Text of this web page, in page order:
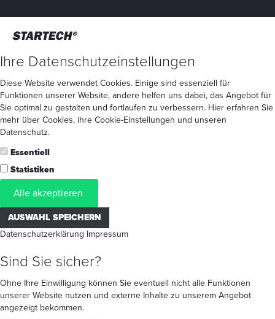
Ihre Datenschutzeinstellungen
Diese Website verwendet Cookies. Einige sind essenziell für
Funktionen unserer Website, andere helfen uns dabei, das Angebot für
Sie optimal zu gestalten und fortlaufen zu verbessern. Hier erfahren Sie
mehr über Cookies, ihre Cookie-Einstellungen und unseren
Datenschutz.
Essentiell
Statistiken
Alle akzeptieren
AUSWAHL SPEICHERN
Datenschutzerklärung Impressum
Sind Sie sicher?
Ohne Ihre Einwilligung können Sie eventuell nicht alle Funktionen
unserer Website nutzen und externe Inhalte zu unserem Angebot
angezeigt bekommen.